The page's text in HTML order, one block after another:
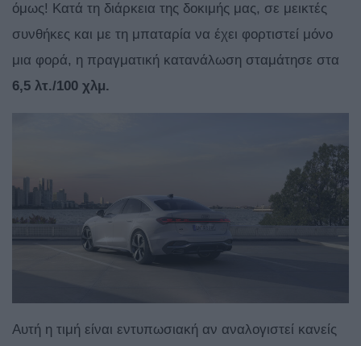
όμως! Κατά τη διάρκεια της δοκιμής μας, σε μεικτές
συνθήκες και με τη μπαταρία να έχει φορτιστεί μόνο
μια φορά, η πραγματική κατανάλωση σταμάτησε στα
6,5 λτ./100 χλμ.
Αυτή η τιμή είναι εντυπωσιακή αν αναλογιστεί κανείς